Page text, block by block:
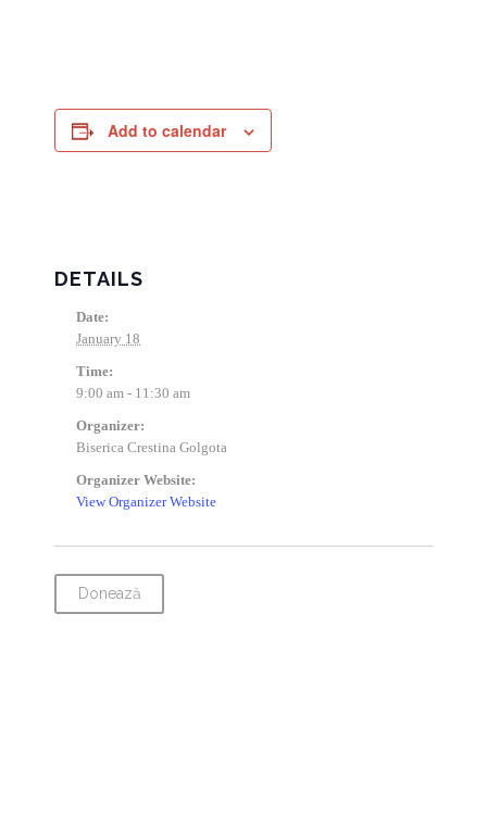
Add to calendar
DETAILS
Date:
January 18
Time:
9:00 am - 11:30 am
Organizer:
Biserica Crestina Golgota
Organizer Website:
View Organizer Website
Donează